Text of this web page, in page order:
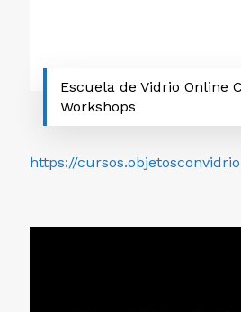
Escuela de Vidrio Online
Workshops
https://